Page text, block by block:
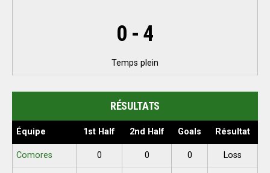
0 - 4
Temps plein
RÉSULTATS
Équipe 1st Half 2nd Half Goals Résultat
Comores 0 0 0 Loss